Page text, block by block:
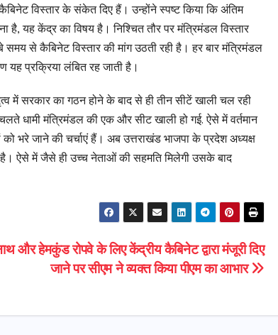
विस्तार के संकेत दिए हैं। उन्होंने स्पष्ट किया कि अंतिम
यह केंद्र का विषय है। निश्चित तौर पर मंत्रिमंडल विस्तार
से कैबिनेट विस्तार की मांग उठती रही है। हर बार मंत्रिमंडल
यह प्रक्रिया लंबित रह जाती है।
में सरकार का गठन होने के बाद से ही तीन सीटें खाली चल रही
धामी मंत्रिमंडल की एक और सीट खाली हो गई. ऐसे में वर्तमान
भरे जाने की चर्चाएं हैं। अब उत्तराखंड भाजपा के प्रदेश अध्यक्ष
ऐसे में जैसे ही उच्च नेताओं की सहमति मिलेगी उसके बाद
और हेमकुंड रोपवे के लिए केंद्रीय कैबिनेट द्वारा मंजूरी दिए
जाने पर सीएम ने व्यक्त किया पीएम का आभार